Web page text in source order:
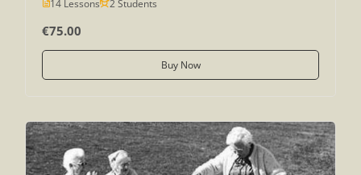
14 Lessons 2 Students
€75.00
Buy Now